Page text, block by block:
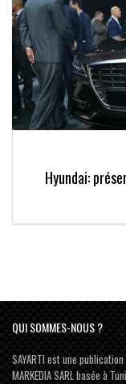
Hyundai:
QUI SOMMES-NOUS ?
SAYARTI est une
MARKEDIA SARL basée à